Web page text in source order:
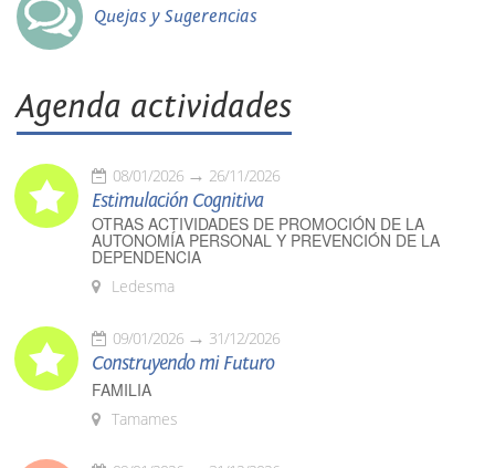
Quejas y Sugerencias
Agenda actividades
08/01/2026 26/11/2026
Estimulación Cognitiva
OTRAS ACTIVIDADES DE PROMOCIÓN DE LA
AUTONOMÍA PERSONAL Y PREVENCIÓN DE LA
DEPENDENCIA
Ledesma
09/01/2026 31/12/2026
Construyendo mi Futuro
FAMILIA
Tamames